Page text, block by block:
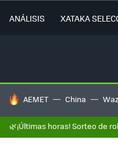
ANÁLISIS XATAKA
HOY SE HABLA DE
AEMET China
🌿¡Últimas horas! Sorteo de